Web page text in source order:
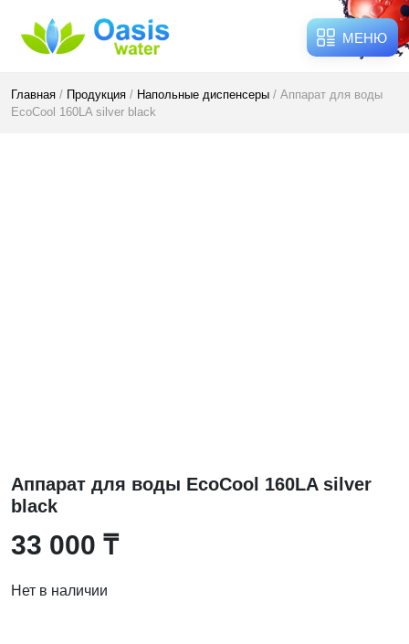
МЕНЮ
Главная / Продукция / Напольные диспенсеры / Аппарат для воды
EcoCool 160LA silver black
Аппарат для воды EcoCool 160LA silver
black
33 000 ₸
Нет в наличии